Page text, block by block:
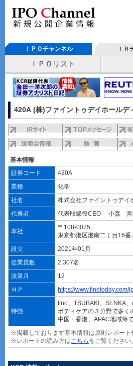
ＩＰＯチャンネル ＩＲ
ＩＰＯリスト
420A (株)ファイントゥデイホール
基本情報
証券コード
420A
業種
化学
社名
株式会社ファイントゥデ
代表者
代表取締役CEO 小森 哲
本社
〒108-0075
東京都港区港南二丁目16番
設立
2021年01月
従業員数
2,307名
決算月
12
ＨＰ
https://www.finetoday.com/
特徴
fino、TSUBAKI、SENKA
ボディケアの３分野で多く
中国・香港、APAC地域等
※掲載しております基本情報は原則レポート
※レポートの読み方はこちら をご覧ください。